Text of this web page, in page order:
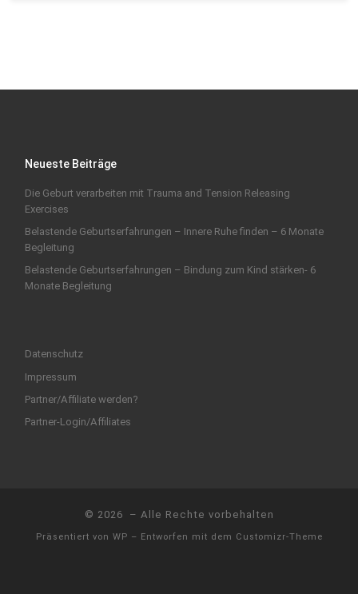
Neueste Beiträge
Die Geburt verarbeiten mit Trauma and Tension Releasing
Exercises
Belastende Geburtserfahrungen – Innere Ruhe finden – 6 Monate
Begleitung
Belastende Geburtserfahrungen – Bindung zum Kind stärken- 6
Monate Begleitung
Datenschutz
Impressum
Partner/Affiliate werden?
Partner-Login/Affiliates
© 2026 – Alle Rechte vorbehalten
Präsentiert von WP – Entworfen mit dem Customizr-Theme